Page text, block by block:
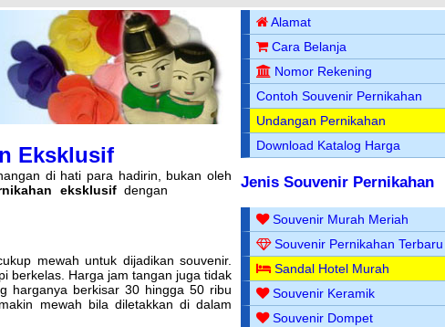
Eksklusif
di hati para hadirin, bukan oleh
eksklusifdengan
mewah untuk dijadikan souvenir.
berkelas. Harga jam tangan juga tidak
harganya berkisar 30 hingga 50 ribu
mewah bila diletakkan di dalam
Alamat
Cara Belanja
Nomor Rekening
Contoh Souvenir Pernikahan
Undangan Pernikahan
Download Katalog Harga
Jenis Souvenir Pernikahan
Souvenir Murah Meriah
Souvenir Pernikahan Terbaru
Sandal Hotel Murah
Souvenir Keramik
Souvenir Dompet